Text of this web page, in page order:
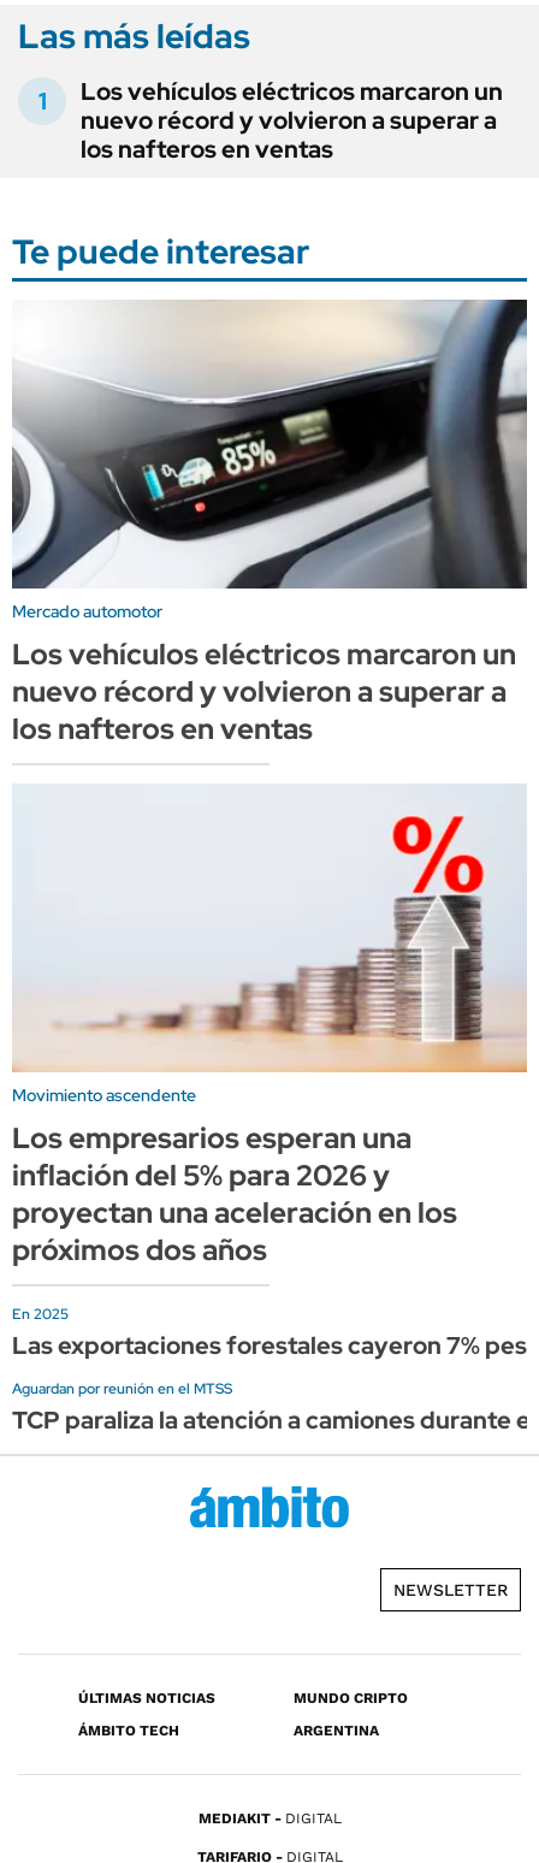
Las más leídas
Los vehículos eléctricos marcaron un
nuevo récord y volvieron a superar a
los nafteros en ventas
Te puede interesar
Mercado automotor
Los vehículos eléctricos marcaron un
nuevo récord y volvieron a superar a
los nafteros en ventas
Movimiento ascendente
Los empresarios esperan una
inflación del 5% para 2026 y
proyectan una aceleración en los
próximos dos años
En 2025
Las exportaciones forestales cayeron 7%
Aguardan por reunión en el MTSS
TCP paraliza la atención a camiones durante
NEWSLETTER
ÚLTIMAS NOTICIAS
MUNDO CRIPTO
ÁMBITO TECH
ARGENTINA
MEDIAKIT DIGITAL
TARIFARIO DIGITAL